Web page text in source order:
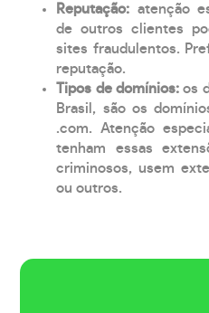
Reputação: atenção
de outros clientes
sites fraudulentos.
reputação.
Tipos de domínios:os
Brasil, são os
.com. Atenção
tenham essas
criminosos, usem
ou outros.